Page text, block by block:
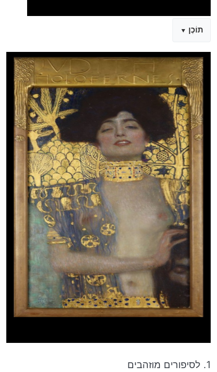
תוֹכֶן
1. לסיפורים מוזהבים